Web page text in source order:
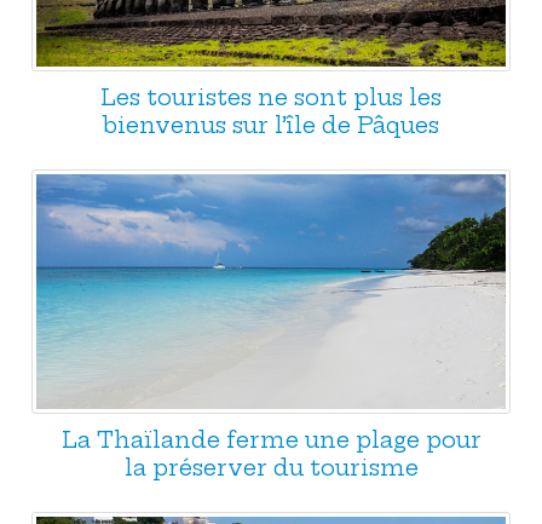
Les touristes ne sont plus les
bienvenus sur l’île de Pâques
La Thaïlande ferme une plage pour
la préserver du tourisme